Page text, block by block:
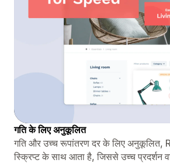
गति के लिए अनुकूलित
गति और उच्च रूपांतरण दर के लिए अनुकूलित,
स्क्रिप्ट के साथ आता है, जिससे उच्च प्रदर्शन